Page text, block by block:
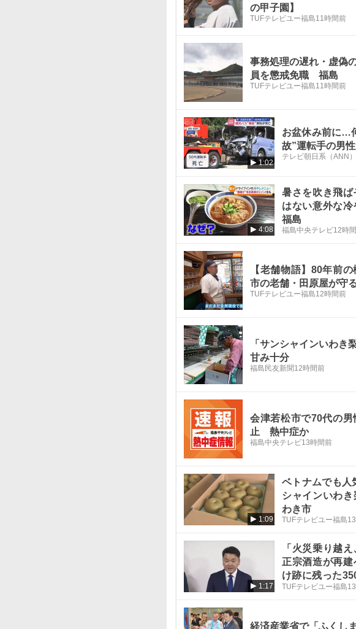
の甲子園】
TUFテレビユー福島11時間前
事務処理の遅れ・虚偽
員を懲戒免職 福島
TUFテレビユー福島11時間前
1:02
お盆休み前に…
故”運転手の男
テレビ朝日系（ANN）
4:08
暑さを吹き飛
はない意外な
福島
福島中央テレビ12時
【老舗物語】80年前
市の老舗・田原屋が守
TUFテレビユー福島12時間前
「サンシャインいわ
甘み十分
福島民友新聞12時間前
会津若松市で70代の
止 熱中症か
福島中央テレビ13時間前
1:09
ベトナムでも人
シャインいわ
わき市
TUFテレビユー福島
1:17
「火災乗り越
正宗酒造が再
け跡に残った
多方市
TUFテレビユー福島
経済産業省で「ふくし